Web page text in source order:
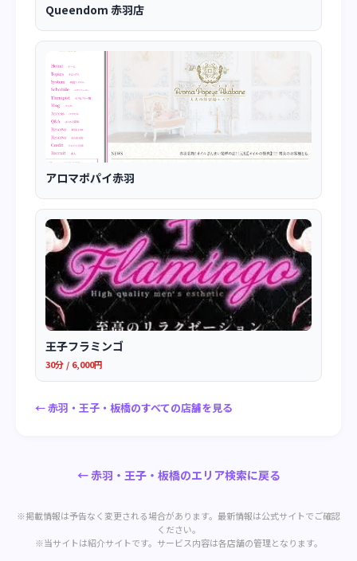
Queendom 赤羽店
アロマポパイ赤羽
王子フラミンゴ
30分 / 6,000円
← 赤羽・王子・板橋のすべての店舗を見る
← 赤羽・王子・板橋のエリア検索に戻る
※掲載情報は予告なく変更される場合があります。最新情報は公式サイトでご確認
ください。
※当サイトは紹介サイトです。サービス内容は各店舗の管理となります。